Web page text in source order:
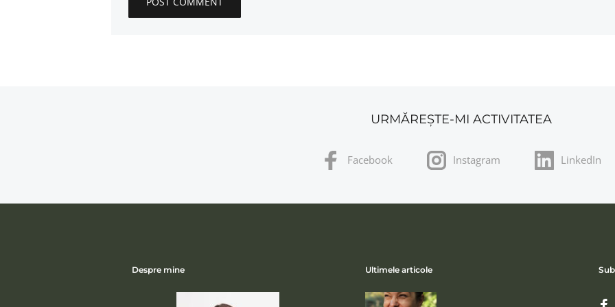
URMĂREȘTE-MI ACTIVITATEA
Facebook Instagram LinkedIn
Despre mine Ultimele articole